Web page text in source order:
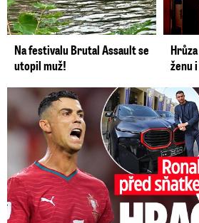
Na festivalu Brutal Assault se
utopil muž!
ženu
Ronaldo se pochlubil před sňatkem: